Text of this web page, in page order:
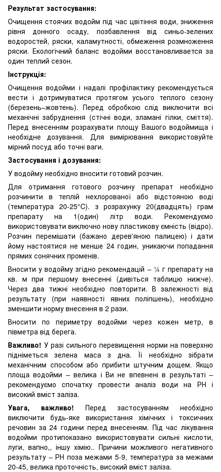
Результат застосування:
Очищення стоячих водойм під час цвітіння води, зниження
рівня донного осаду, позбавлення від синьо-зелених
водоростей, ряски, каламутності, обмеження розмноження
ряски. Екологічний баланс водойми восстановливается за
один теплий сезон.
Інструкція:
Очищення водойми і надалі профілактику рекомендується
вести і дотримуватися протягом усього теплого сезону
(березень–жовтень). Перед обробкою слід виключити всі
механічні забруднення (стічні води, зламані гілки, сміття).
Перед внесенням розрахувати площу Вашого водоймища і
необхідне дозування. Для вимірювання використовуйте
мірний посуд або точні ваги.
Застосування і дозування:
У водойму необхідно вносити готовий розчин.
Для отримання готового розчину препарат необхідно
розчинити в теплій нехлорованої або відстояною воді
(температура 20-25°C). з розрахунку 20(двадцять) грам
препарату на 1(один) літр води. Рекомендуємо
використовувати виключно нову пластикову ємність (відро).
Розчин перемішати (бажано дерев'яною палицею) і дати
йому настоятися не менше 24 годин, уникаючи попадання
прямих сонячних променів.
Вносити у водойму згідно рекомендацій – ¼ г препарату на
кв. м при першому внесенні (дивіться таблицю нижче).
Через два тижні необхідно повторити. В залежності від
результату (при наявності явних поліпшень), необхідно
зменшити норму внесення в 2 рази.
Вносити по периметру водойми через кожен метр, в
півметра від берега.
Важливо! У разі сильного перевищення норми на поверхню
підніметься зелена маса з дна. Її необхідно зібрати
механічним способом або прибити штучним дощем. Якщо
площа водойми – велика і Ви не впевнені в результаті –
рекомендуємо спочатку провести аналіз води на РН і
високий вміст заліза.
Увага, важливо! Перед застосуванням необхідно
виключити будь-яке використання хімічних і токсичних
речовин за 24 години перед внесенням. Під час лікування
водойми протипоказано використовувати сильні кислоти,
луги, вапно,, іншу хімію.. Причини можливого негативного
результату – РН поза межами 5-9, температура за межами
20-45, велика проточність, високий вміст заліза.